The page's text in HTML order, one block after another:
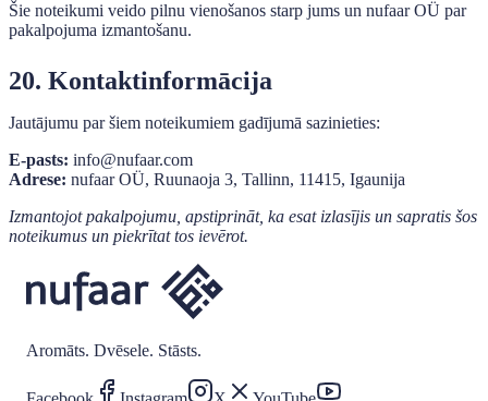
Šie noteikumi veido pilnu vienošanos starp jums un nufaar OÜ par
pakalpojuma izmantošanu.
20. Kontaktinformācija
Jautājumu par šiem noteikumiem gadījumā sazinieties:
E-pasts: info@nufaar.com
Adrese: nufaar OÜ, Ruunaoja 3, Tallinn, 11415, Igaunija
Izmantojot pakalpojumu, apstiprināt, ka esat izlasījis un sapratis šos
noteikumus un piekrītat tos ievērot.
Aromāts. Dvēsele. Stāsts.